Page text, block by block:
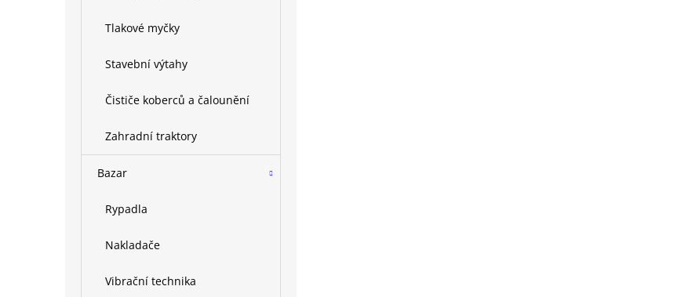
Tlakové myčky
Stavební výtahy
Čističe koberců a čalounění
Zahradní traktory
Bazar
Rypadla
Nakladače
Vibrační technika